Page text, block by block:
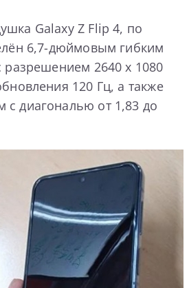
Galaxy Z Flip 4, по
6,7-дюймовым гибким
разрешением 2640 x 1080
120 Гц, а также
диагональю от 1,83 до